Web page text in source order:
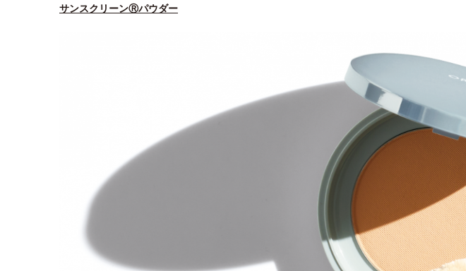
サンスクリーンⓇパウダー